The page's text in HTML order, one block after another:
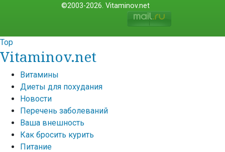
©2003-2026. Vitaminov.net
Top
Vitaminov.net
Витамины
Диеты для похудания
Новости
Перечень заболеваний
Ваша внешность
Как бросить курить
Питание